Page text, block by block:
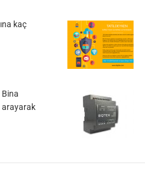
kaç
Bina
arayarak